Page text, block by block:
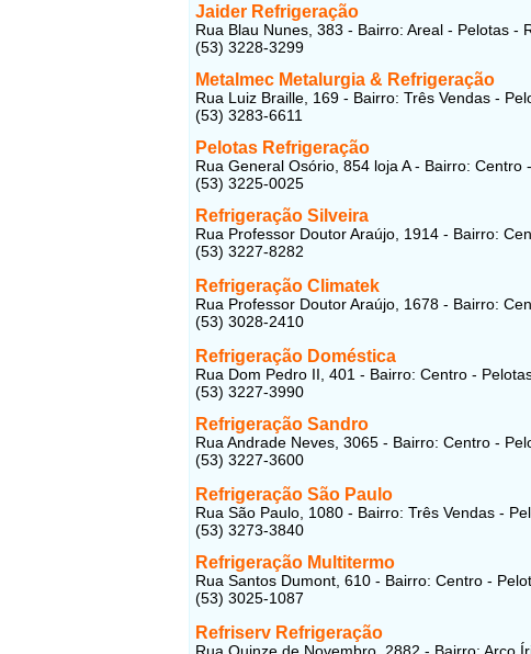
Jaider Refrigeração
Rua Blau Nunes, 383 - Bairro: Areal - Pelotas -
(53) 3228-3299
Metalmec Metalurgia & Refrigeração
Rua Luiz Braille, 169 - Bairro: Três Vendas -
(53) 3283-6611
Pelotas Refrigeração
Rua General Osório, 854 loja A - Bairro: Centro
(53) 3225-0025
Refrigeração Silveira
Rua Professor Doutor Araújo, 1914 - Bairro:
(53) 3227-8282
Refrigeração Climatek
Rua Professor Doutor Araújo, 1678 - Bairro:
(53) 3028-2410
Refrigeração Doméstica
Rua Dom Pedro II, 401 - Bairro: Centro -
(53) 3227-3990
Refrigeração Sandro
Rua Andrade Neves, 3065 - Bairro: Centro -
(53) 3227-3600
Refrigeração São Paulo
Rua São Paulo, 1080 - Bairro: Três Vendas -
(53) 3273-3840
Refrigeração Multitermo
Rua Santos Dumont, 610 - Bairro: Centro -
(53) 3025-1087
Refriserv Refrigeração
Rua Quinze de Novembro, 2882 - Bairro: Arco